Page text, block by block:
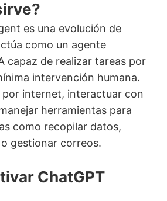
es una evolución de
como un agente
capaz de realizar tareas por
intervención humana.
por internet, interactuar con
herramientas para
como recopilar datos,
gestionar correos.
ChatGPT